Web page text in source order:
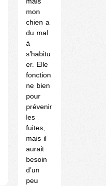
mon
chien a
du mal
à
s’habitu
er. Elle
fonction
ne bien
pour
prévenir
les
fuites,
mais il
aurait
besoin
d’un
peu